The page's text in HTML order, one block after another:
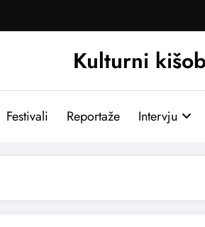
Kulturni
Festivali Reportaže Intervju